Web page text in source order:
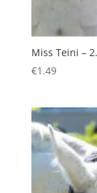
Miss Teini –
€1.49